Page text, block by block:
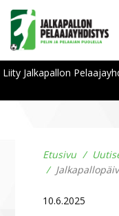
Liity Jalkapallon
Etusivu
10.6.2025